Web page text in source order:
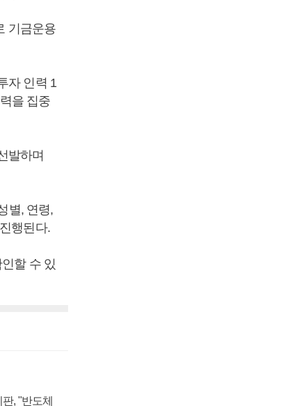
기금운용
자 인력 1
을 집중
발하며
별, 연령,
행된다.
할 수 있
, "반도체